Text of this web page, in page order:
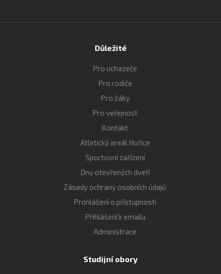
Důležité
Pro uchazeče
Pro rodiče
Pro žáky
Pro veřejnost
Kontakt
Atletický areál Hořice
Sportovní zařízení
Dny otevřených dveří
Zásady ochrany osobních údajů
Prohlášení o přístupnosti
Přihlášení k emailu
Administrace
Studijní obory